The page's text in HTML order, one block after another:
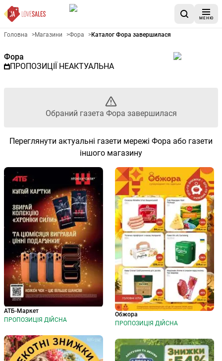
МЕНЮ
Рекламна газета Фора -
Головна >Магазини >Фора >Каталог Фора завершилася
Фора
ПРОПОЗИЦІЇ НЕАКТУАЛЬНА
Обраний газета Фора завершилася
Переглянути актуальні газети мережі Фора або газети
іншого магазину
АТБ-Маркет
ПРОПОЗИЦІЯ ДІЙСНА
Обжора
ПРОПОЗИЦІЯ ДІЙСНА